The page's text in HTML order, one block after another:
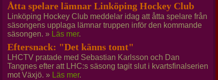
Åtta spelare lämnar Linköping Hockey Club
Linköping Hockey Club meddelar idag att åtta spelare från
säsongens upplaga lämnar truppen inför den kommande
säsongen. » Läs mer.
Eftersnack: "Det känns tomt"
LHCTV pratade med Sebastian Karlsson och Dan
Tangnes efter att LHC:s säsong tagit slut i kvartsfinalserien
mot Växjö. » Läs mer.